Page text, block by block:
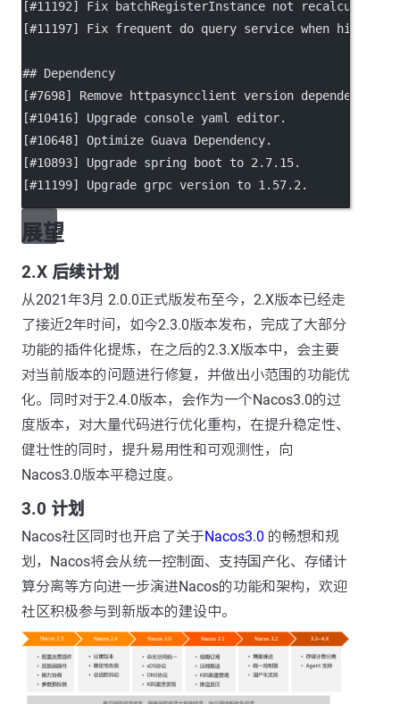
[#11192] Fix batchRegisterInstance not recalculate
[#11197] Fix frequent do query service when hit
## Dependency
[#7698] Remove httpasyncclient version dependency
[#10416] Upgrade console yaml editor.
[#10648] Optimize Guava Dependency.
[#10893] Upgrade spring boot to 2.7.15.
[#11199] Upgrade grpc version to 1.57.2.
展望
2.X 后续计划
从2021年3月 2.0.0正式版发布至今，2.X版本已经走
了接近2年时间，如今2.3.0版本发布，完成了大部分
功能的插件化提炼，在之后的2.3.X版本中，会主要
对当前版本的问题进行修复，并做出小范围的功能优
化。同时对于2.4.0版本，会作为一个Nacos3.0的过
度版本，对大量代码进行优化重构，在提升稳定性、
健壮性的同时，提升易用性和可观测性，向
Nacos3.0版本平稳过度。
3.0 计划
Nacos社区同时也开启了关于Nacos3.0 的畅想和规
划，Nacos将会从统一控制面、支持国产化、存储计
算分离等方向进一步演进Nacos的功能和架构，欢迎
社区积极参与到新版本的建设中。